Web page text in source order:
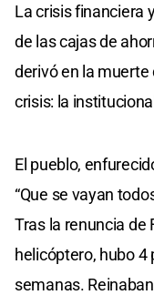
La crisis financiera
de las cajas de
derivó en la muerte
crisis: la
El pueblo,
“Que se vayan
Tras la renuncia de
helicóptero, hubo 4
semanas.